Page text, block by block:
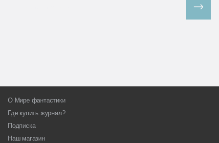
О Мире фантастики
Где купить журнал?
Подписка
Наш магазин